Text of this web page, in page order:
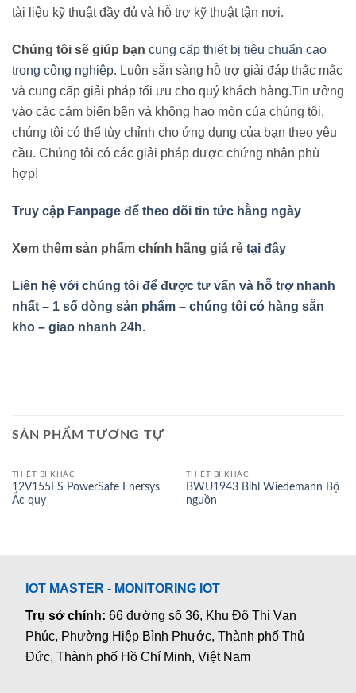
tài liệu kỹ thuật đầy đủ và hỗ trợ kỹ thuật tận nơi.
Chúng tôi sẽ giúp bạn cung cấp thiết bị tiêu chuẩn cao
trong công nghiệp. Luôn sẵn sàng hỗ trợ giải đáp thắc mắc
và cung cấp giải pháp tối ưu cho quý khách hàng.Tin ưởng
vào các cảm biến bền và không hao mòn của chúng tôi,
chúng tôi có thể tùy chỉnh cho ứng dụng của bạn theo yêu
cầu. Chúng tôi có các giải pháp được chứng nhận phù
hợp!
Truy cập Fanpage để theo dõi tin tức hằng ngày
Xem thêm sản phẩm chính hãng giá rẻ tại đây
Liên hệ với chúng tôi để được tư vấn và hỗ trợ nhanh
nhất – 1 số dòng sản phẩm – chúng tôi có hàng sẵn
kho – giao nhanh 24h.
SẢN PHẨM TƯƠNG TỰ
THIẾT BỊ KHÁC
12V155FS PowerSafe Enersys
Ắc quy
THIẾT BỊ KHÁC
BWU1943 Bihl Wiedemann Bộ
nguồn
IOT MASTER - MONITORING IOT
Trụ sở chính:66 đường số 36, Khu Đô Thị Vạn
Phúc, Phường Hiệp Bình Phước, Thành phố Thủ
Đức, Thành phố Hồ Chí Minh, Việt Nam